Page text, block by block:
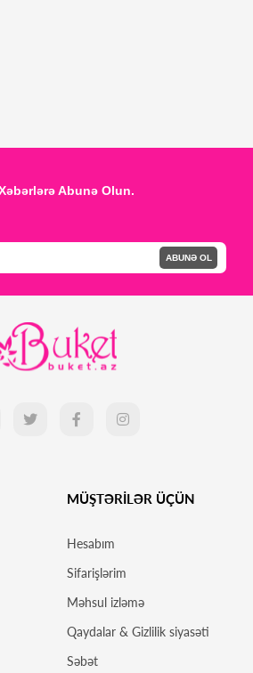
Abunə Olun.
ABUNƏ OL
MÜŞTƏRİLƏR ÜÇÜN
Hesabım
Sifarişlərim
Məhsul izləmə
Qaydalar & Gizlilik siyasəti
Səbət